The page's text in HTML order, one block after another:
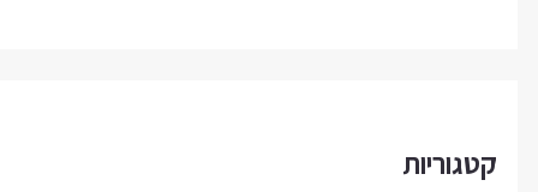
קטגוריות